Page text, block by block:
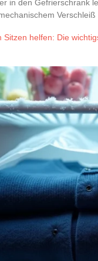
in den Gefrierschrank
Sitzen helfen: Die